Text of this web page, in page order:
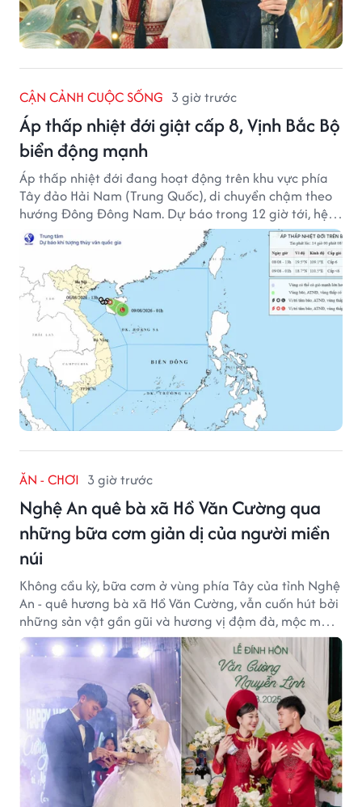
CẬN CẢNH CUỘC SỐNG 3 giờ trước
Áp thấp nhiệt đới giật cấp 8, Vịnh Bắc Bộ
biển động mạnh
Áp thấp nhiệt đới đang hoạt động trên khu vực phía
Tây đảo Hải Nam (Trung Quốc), di chuyển chậm theo
hướng Đông Đông Nam. Dự báo trong 12 giờ tới, hệ
thống này suy yếu dần thành vùng áp thấp.
ĂN - CHƠI 3 giờ trước
Nghệ An quê bà xã Hồ Văn Cường qua
những bữa cơm giản dị của người miền
núi
Không cầu kỳ, bữa cơm ở vùng phía Tây của tỉnh Nghệ
An - quê hương bà xã Hồ Văn Cường, vẫn cuốn hút bởi
những sản vật gần gũi và hương vị đậm đà, mộc mạc
của núi rừng.